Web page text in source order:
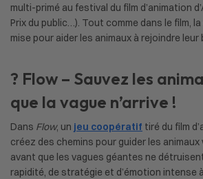
multi-primé au festival du film d’animation
Prix du public…). Tout comme dans le film,
mise pour aider les animaux à rejoindre
? Flow – Sauvez les
que la vague n’arrive !
Dans Flow, un jeu coopératif tiré du film
créez des chemins pour guider les
avant que les vagues géantes ne
rapidité, de stratégie et d’émotion intense